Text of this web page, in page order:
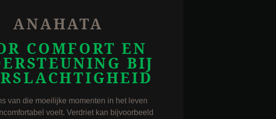
ANAHATA
COMFORT EN
BIJ
van die moeilijke momenten in het leven
voelt. Verdriet kan bijvoorbeeld